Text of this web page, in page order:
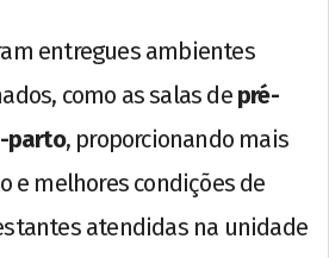
entregues ambientes
como as salas de pré-
parto, proporcionando mais
e melhores condições de
atendidas na unidade